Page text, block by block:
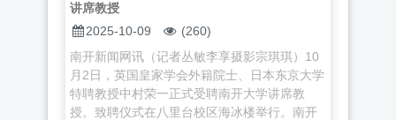
讲席教授
2025-10-09
(260)
南开新闻网讯（记者丛敏李享摄影宗琪琪）10
月2日，英国皇家学会外籍院士、日本东京大学
特聘教授中村荣一正式受聘南开大学讲席教
授。致聘仪式在八里台校区海冰楼举行。南开